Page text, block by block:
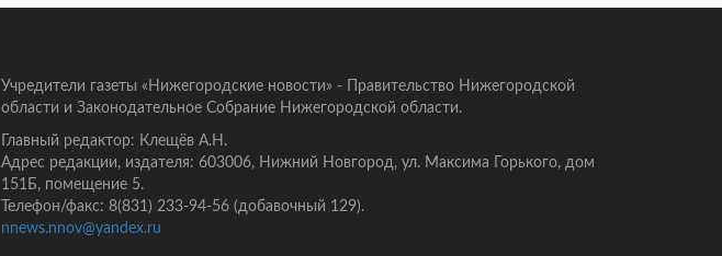
Учредители газеты «Нижегородские новости» - Правительство Нижегородской
области и Законодательное Собрание Нижегородской области.
Главный редактор: Клещёв А.Н.
Адрес редакции, издателя: 603006, Нижний Новгород, ул. Максима Горького, дом
151Б, помещение 5.
Телефон/факс: 8(831) 233-94-56 (добавочный 129).
nnews.nnov@yandex.ru